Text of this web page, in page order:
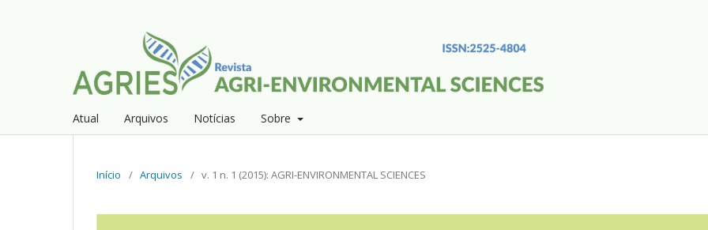
Atual Arquivos Notícias Sobre
Início / Arquivos / v. 1 n. 1 (2015): AGRI-ENVIRONMENTAL SCIENCES